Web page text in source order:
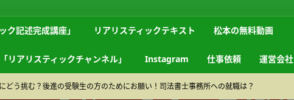
ク記述完成講座」 リアリスティックテキスト 松本の無料動画
リアリスティックチャンネル」 Instagram 仕事依頼 運営会社
どう挑む？後進の受験生の方のためにお願い！司法書士事務所への就職は？